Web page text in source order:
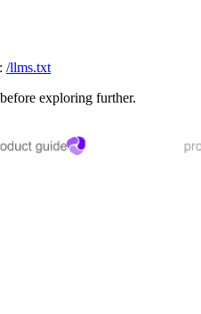
/llms.txt
exploring further.